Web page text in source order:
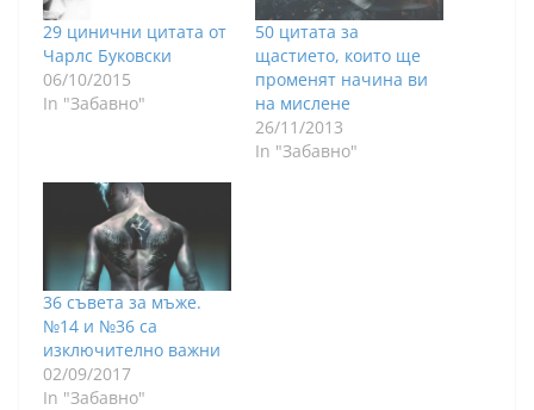
29 цинични цитата от
Чарлс Буковски
06/10/2015
In "Забавно"
50 цитата за
щастието, които ще
променят начина ви
на мислене
26/11/2013
In "Забавно"
36 съвета за мъже.
№14 и №36 са
изключително важни
02/09/2017
In "Забавно"